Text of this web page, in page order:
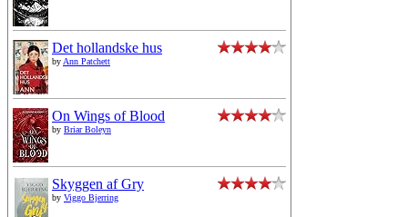
Det hollandske hus
by Ann Patchett
On Wings of Blood
by Briar Boleyn
Skyggen af Gry
by Viggo Bjerring